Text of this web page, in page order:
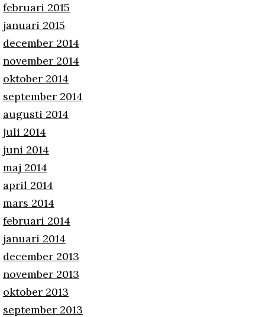
februari 2015
januari 2015
december 2014
november 2014
oktober 2014
september 2014
augusti 2014
juli 2014
juni 2014
maj 2014
april 2014
mars 2014
februari 2014
januari 2014
december 2013
november 2013
oktober 2013
september 2013